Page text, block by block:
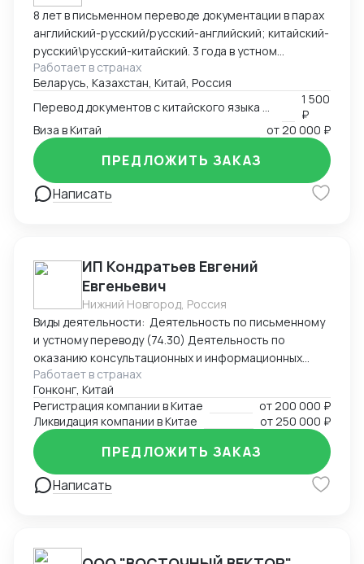
8 лет в письменном переводе документации в парах
английский-русский/русский-английский; китайский-
русский\русский-китайский. 3 года в устном
переводе в паре китайский-русский\русский-
китайский.
Работает в странах
Беларусь, Казахстан, Китай, Россия
1 500
₽
Виза в Китай
от20 000 ₽
Написать
ПРЕДЛОЖИТЬ ЗАКАЗ
ИП Кондратьев Евгений
Евгеньевич
Нижний Новгород, Россия
Виды деятельности: Деятельность по письменному
и устному переводу (74.30) Деятельность по
оказанию консультационных и информационных
услуг (63.99.1) Услуги по бронированию прочие и
сопутствующая деятельность (79.90)
Работает в странах
Гонконг, Китай
Регистрация компании в Китае
от200 000 ₽
Ликвидация компании в Китае
от250 000 ₽
Написать
ПРЕДЛОЖИТЬ ЗАКАЗ